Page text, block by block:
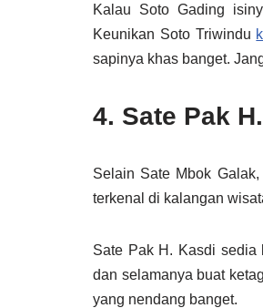
Kalau Soto Gading
Keunikan Soto Triwindu
sapinya khas banget.
4. Sate Pak
Selain Sate Mbok
terkenal di kalangan
Sate Pak H. Kasdi sedia
dan selamanya buat
yang nendang banget.